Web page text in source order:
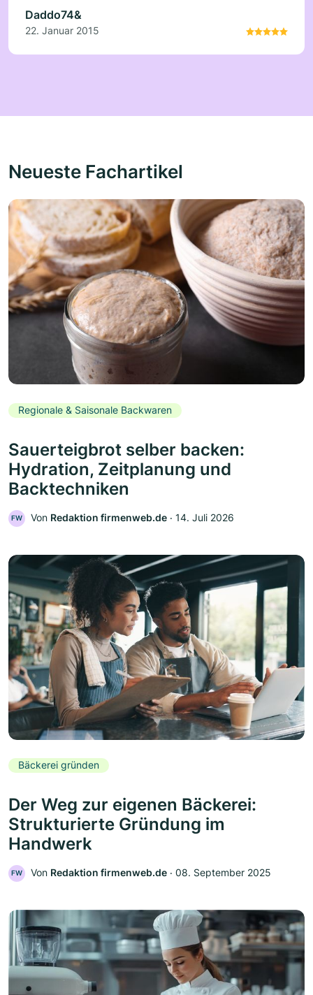
Daddo74&
22. Januar 2015
Neueste Fachartikel
Regionale & Saisonale Backwaren
Sauerteigbrot selber backen:
Hydration, Zeitplanung und
Backtechniken
FW Von Redaktion firmenweb.de ‧ 14. Juli 2026
Bäckerei gründen
Der Weg zur eigenen Bäckerei:
Strukturierte Gründung im
Handwerk
FW Von Redaktion firmenweb.de ‧ 08. September 2025